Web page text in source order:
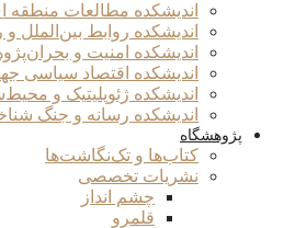
اندیشکده مطالعات منطقه
اندیشکده روابط بین‌الملل
اندیشکده امنیت و
اندیشکده اقتصاد سیاسی
اندیشکده ژئوپلیتیک و
اندیشکده رسانه و جنگ
پژوهشگاه
کتاب‌ها و تک‌نگاشت‌ها
نشریات تخصصی
چشم انداز
قلمرو